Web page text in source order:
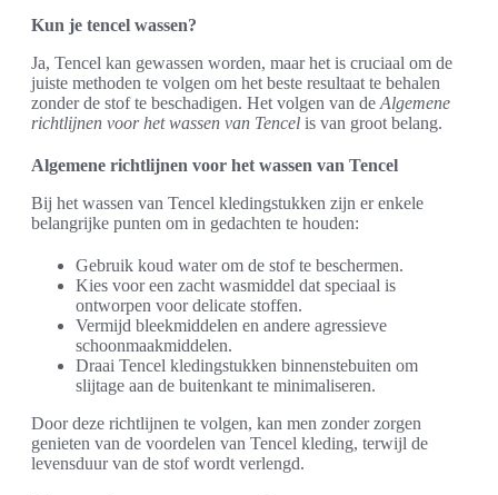
Kun je tencel wassen?
Ja, Tencel kan gewassen worden, maar het is cruciaal om de
juiste methoden te volgen om het beste resultaat te behalen
zonder de stof te beschadigen. Het volgen van de Algemene
richtlijnen voor het wassen van Tencel is van groot belang.
Algemene richtlijnen voor het wassen van Tencel
Bij het wassen van Tencel kledingstukken zijn er enkele
belangrijke punten om in gedachten te houden:
Gebruik koud water om de stof te beschermen.
Kies voor een zacht wasmiddel dat speciaal is
ontworpen voor delicate stoffen.
Vermijd bleekmiddelen en andere agressieve
schoonmaakmiddelen.
Draai Tencel kledingstukken binnenstebuiten om
slijtage aan de buitenkant te minimaliseren.
Door deze richtlijnen te volgen, kan men zonder zorgen
genieten van de voordelen van Tencel kleding, terwijl de
levensduur van de stof wordt verlengd.